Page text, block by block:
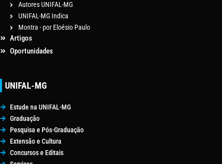
Autores UNIFAL-MG
UNIFAL-MG Indica
Montra - por Eloésio Paulo
Artigos
Oportunidades
UNIFAL-MG
Estude na UNIFAL-MG
Graduação
Pesquisa e Pós-Graduação
Extensão e Cultura
Concursos e Editais